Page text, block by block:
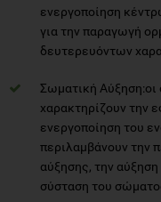
ενεργοποίηση
για την παραγωγή
δευτερευόντων
Σωματική
χαρακτηρίζουν την
ενεργοποίηση του
περιλαμβάνουν την
αύξησης, την
σύσταση του